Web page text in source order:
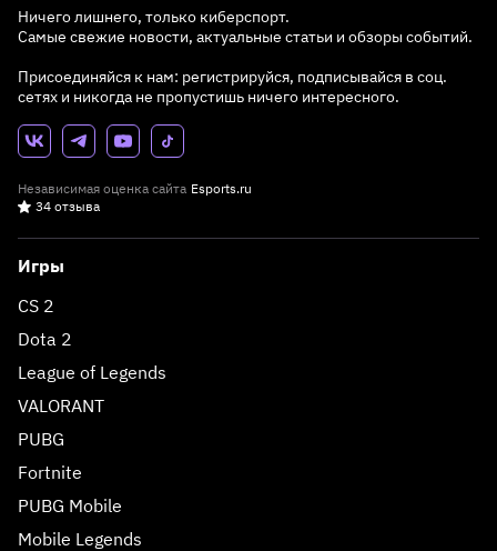
Ничего лишнего, только киберспорт.
Самые свежие новости, актуальные статьи и обзоры событий.
Присоединяйся к нам: регистрируйся, подписывайся в соц.
сетях и никогда не пропустишь ничего интересного.
Независимая оценка сайта Esports.ru
34 отзыва
Игры
CS 2
Dota 2
League of Legends
VALORANT
PUBG
Fortnite
PUBG Mobile
Mobile Legends